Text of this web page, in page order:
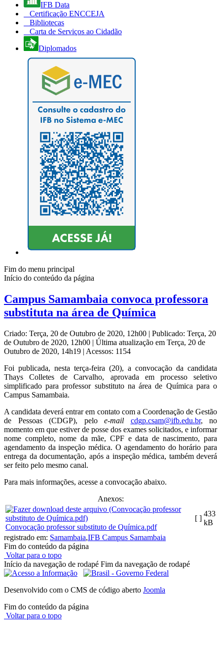
IFB Data
Certificação ENCCEJA
Bibliotecas
Carta de Serviços ao Cidadão
Diplomados
Fim do menu principal
Início do conteúdo da página
Campus Samambaia convoca professora
substituta na área de Química
Criado: Terça, 20 de Outubro de 2020, 12h00 | Publicado: Terça, 20
de Outubro de 2020, 12h00 | Última atualização em Terça, 20 de
Outubro de 2020, 14h19 | Acessos: 1154
Foi publicada, nesta terça-feira (20), a convocação da candidata
Thays Colletes de Carvalho, aprovada em processo seletivo
simplificado para professor substituto na área de Química para o
Campus Samambaia.
A candidata deverá entrar em contato com a Coordenação de Gestão
de Pessoas (CDGP), pelo e-mail cdgp.csam@ifb.edu.br, no
momento em que estiver de posse dos exames solicitados, e informar
nome completo, nome da mãe, CPF e data de nascimento, para
agendamento da inspeção médica. O agendamento do horário para
entrega da documentação, após a inspeção médica, também deverá
ser feito pelo mesmo canal.
Para mais informações, acesse a convocação abaixo.
Anexos:
Convocação professor substituto de Química.pdf
[ ]
433
kB
registrado em: Samambaia,IFB Campus Samambaia
Fim do conteúdo da página
Voltar para o topo
Início da navegação de rodapé Fim da navegação de rodapé
Desenvolvido com o CMS de código aberto Joomla
Fim do conteúdo da página
Voltar para o topo